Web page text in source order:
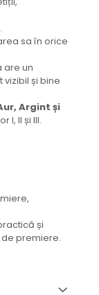
sa în orice
are un
vizibil și bine
Argint și
I, II și III.
și
premiere.